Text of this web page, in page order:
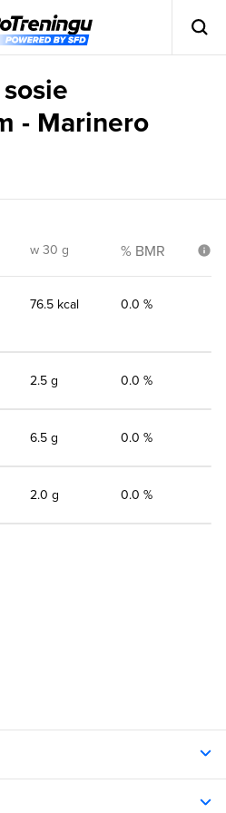
- Marinero
w 30 g % BMR
76.5 kcal 0.0 %
2.5 g 0.0 %
6.5 g 0.0 %
2.0 g 0.0 %